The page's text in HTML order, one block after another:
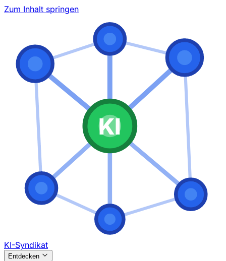
Zum Inhalt springen
KI
KI-Syndikat
Entdecken